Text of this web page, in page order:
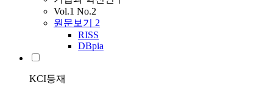
Vol.1 No.2
원문보기 2
RISS
DBpia
KCI등재